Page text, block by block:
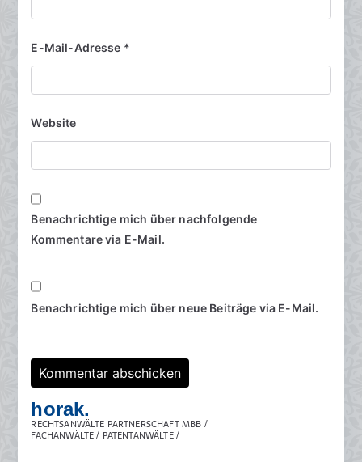
E-Mail-Adresse *
Website
Benachrichtige mich über nachfolgende
Kommentare via E-Mail.
Benachrichtige mich über neue Beiträge via E-Mail.
horak.
RECHTSANWÄLTE PARTNERSCHAFT MBB /
FACHANWÄLTE / PATENTANWÄLTE /